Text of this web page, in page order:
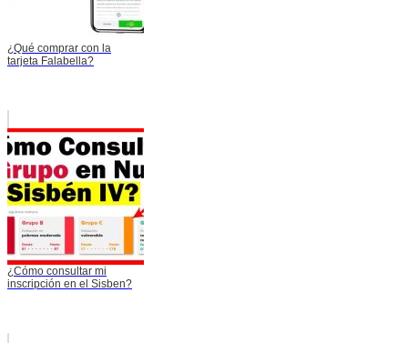
¿Qué comprar con la
tarjeta Falabella?
¿Cómo consultar mi
inscripción en el Sisben?